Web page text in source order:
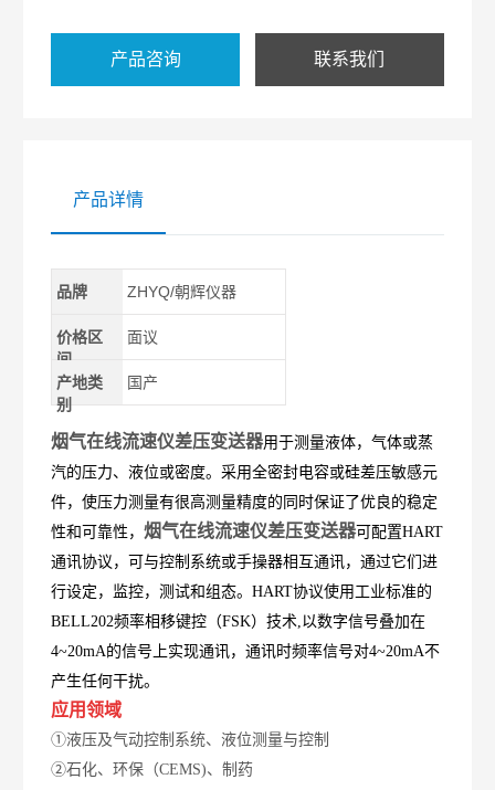
产品咨询 联系我们
产品详情
品牌 ZHYQ/朝辉仪器
价格区
间
面议
产地类
别
国产
烟气在线流速仪差压变送器用于测量液体，气体或蒸
汽的压力、液位或密度。采用全密封电容或硅差压敏感元
件，使压力测量有很高测量精度的同时保证了优良的稳定
性和可靠性，烟气在线流速仪差压变送器可配置HART
通讯协议，可与控制系统或手操器相互通讯，通过它们进
行设定，监控，测试和组态。HART协议使用工业标准的
BELL202频率相移键控（FSK）技术,以数字信号叠加在
4~20mA的信号上实现通讯，通讯时频率信号对4~20mA不
产生任何干扰。
应用领域
①液压及气动控制系统、液位测量与控制
②石化、环保（CEMS)、制药